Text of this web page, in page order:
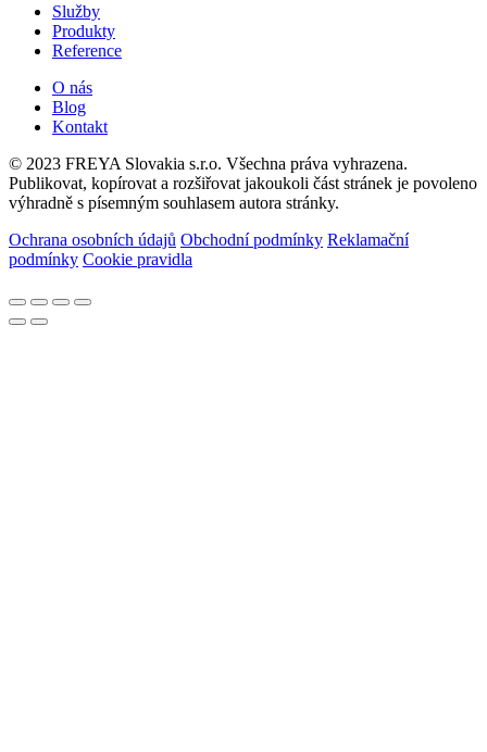
Služby
Produkty
Reference
O nás
Blog
Kontakt
© 2023 FREYA Slovakia s.r.o. Všechna práva vyhrazena.
Publikovat, kopírovat a rozšiřovat jakoukoli část stránek je povoleno
výhradně s písemným souhlasem autora stránky.
Ochrana osobních údajů Obchodní podmínky Reklamační
podmínky Cookie pravidla